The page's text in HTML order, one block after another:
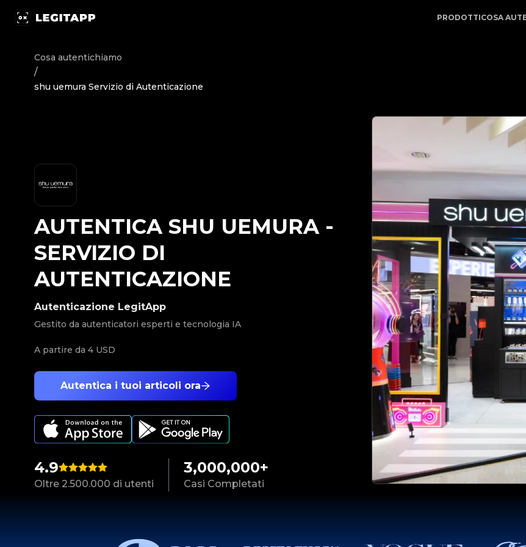
Autentica shu uemura - Servizio di Autenticazione | LegitApp | Il tuo partner di fiducia nell'autenticazione
PRODOTTICOSA
Cosa autentichiamo
/
shu uemura Servizio di Autenticazione
4.9
Oltre 2.500.000 di utenti
3,000,000+
Casi Completati
Autentica i tuoi articoli ora
Autenticazione LegitApp
Gestito da autenticatori esperti e tecnologia IA
A partire da 4 USD
AUTENTICA SHU UEMURA-
SERVIZIO DI
AUTENTICAZIONE